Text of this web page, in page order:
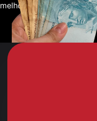
melhor sobre como